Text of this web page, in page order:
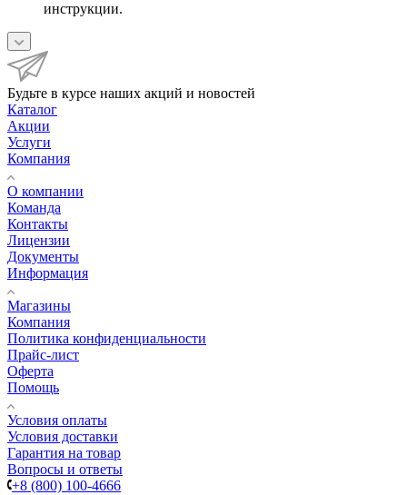
инструкции.
Будьте в курсе наших акций и новостей
Каталог
Акции
Услуги
Компания
О компании
Команда
Контакты
Лицензии
Документы
Информация
Магазины
Компания
Политика конфиденциальности
Прайс-лист
Оферта
Помощь
Условия оплаты
Условия доставки
Гарантия на товар
Вопросы и ответы
+8 (800) 100-4666